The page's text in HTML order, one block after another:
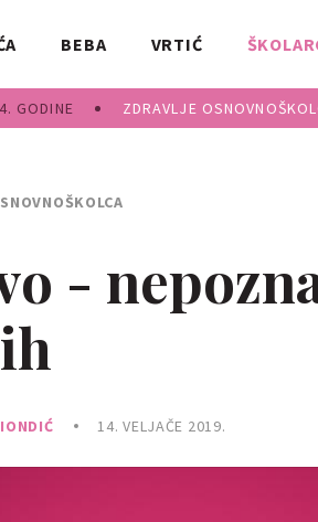
BEBA VRTIĆ
GODINE ZDRAVLJE
-
14. VELJAČE 2019.